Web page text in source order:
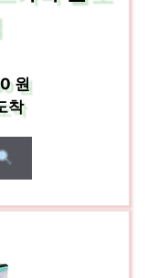
원
착